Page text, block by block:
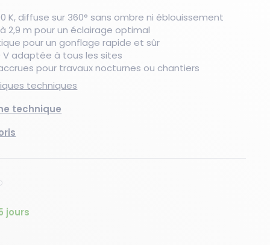
Nouveau produit
Les essentiels du moment
Les essentiels du moment
Nouveau produit
Les essentiels du moment
Nouveaux produits
K, diffuse sur 360° sans ombre ni éblouissement
2,9 m pour un éclairage optimal
pour un gonflage rapide et sûr
V adaptée à tous les sites
pour travaux nocturnes ou chantiers
techniques
technique
jours